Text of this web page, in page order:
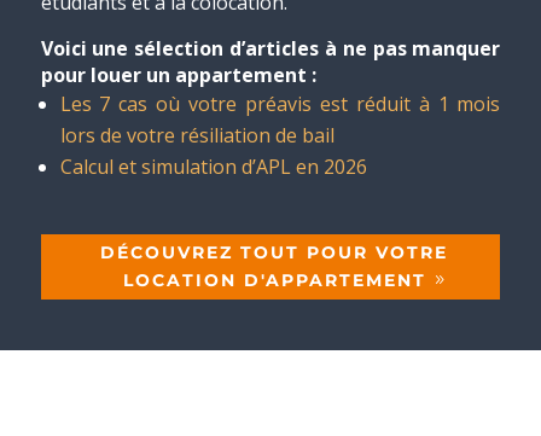
Voici une sélection d’articles à ne pas manquer
pour louer un appartement :
Les 7 cas où votre préavis est réduit à 1 mois
lors de votre résiliation de bail
Calcul et simulation d’APL en 2026
DÉCOUVREZ TOUT POUR VOTRE
LOCATION D'APPARTEMENT